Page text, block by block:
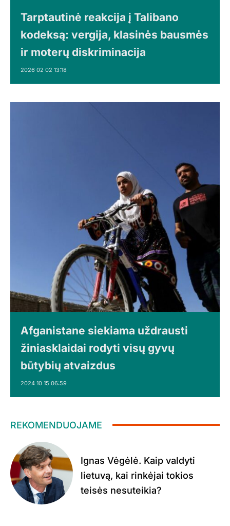
Tarptautinė reakcija į Talibano
kodeksą: vergija, klasinės bausmės
ir moterų diskriminacija
2026 02 02 13:18
Afganistane siekiama uždrausti
žiniasklaidai rodyti visų gyvų
būtybių atvaizdus
2024 10 15 06:59
REKOMENDUOJAME
Ignas Vėgėlė. Kaip valdyti
lietuvą, kai rinkėjai tokios
teisės nesuteikia?